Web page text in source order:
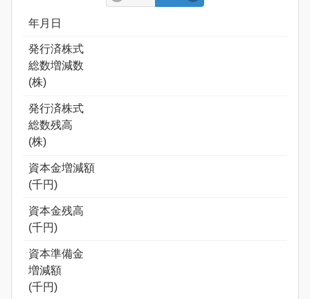
年月日
発行済株式
総数増減数
(株)
発行済株式
総数残高
(株)
資本金増減額
(千円)
資本金残高
(千円)
資本準備金
増減額
(千円)